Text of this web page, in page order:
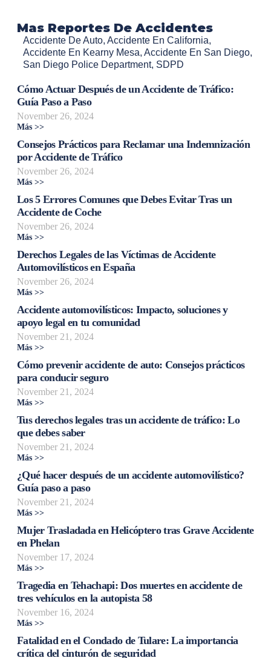
Mas Reportes De Accidentes
Accidente De Auto, Accidente En California,
Accidente En Kearny Mesa, Accidente En San Diego,
San Diego Police Department, SDPD
Cómo Actuar Después de un Accidente de Tráfico:
Guía Paso a Paso
November 26, 2024
Más >>
Consejos Prácticos para Reclamar una Indemnización
por Accidente de Tráfico
November 26, 2024
Más >>
Los 5 Errores Comunes que Debes Evitar Tras un
Accidente de Coche
November 26, 2024
Más >>
Derechos Legales de las Víctimas de Accidente
Automovilísticos en España
November 26, 2024
Más >>
Accidente automovilísticos: Impacto, soluciones y
apoyo legal en tu comunidad
November 21, 2024
Más >>
Cómo prevenir accidente de auto: Consejos prácticos
para conducir seguro
November 21, 2024
Más >>
Tus derechos legales tras un accidente de tráfico: Lo
que debes saber
November 21, 2024
Más >>
¿Qué hacer después de un accidente automovilístico?
Guía paso a paso
November 21, 2024
Más >>
Mujer Trasladada en Helicóptero tras Grave Accidente
en Phelan
November 17, 2024
Más >>
Tragedia en Tehachapi: Dos muertes en accidente de
tres vehículos en la autopista 58
November 16, 2024
Más >>
Fatalidad en el Condado de Tulare: La importancia
crítica del cinturón de seguridad